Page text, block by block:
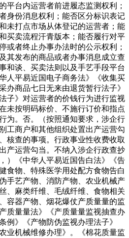
平台内运营者前进履态监测权利；
身份消息权利；能否区分标识表记
未打点市场从体登记的运营者；能
买卖流程汗青版本；能否履行对平
或者终止办事办法时的公示权利；
其发布的商品或者办事消息成立查
和谈、买卖法则以及手艺手段平台
人平易近国电子商务法》《收集买
办商品七日无来由退货暂行法子》
子》对运营者的价钱行为进行监视
未按明码标价、不施行订价和指点
为。否。（按照通知要求，涉企行
工商户和其他组织处置出产运营勾
核查的事项。行政事业性收费收取
产运营勾当。不纳入涉企行政查抄
）《中华人平易近国告白法》《告
食物、特殊医学用处配方食物告白
手艺产物、消防产物、农业机械产
、麻类纤维、毛绒纤维、食物相关
容器产物、烟花爆仗产质量量的监
质量量法》《产质量量监视抽查办
例》《产物防伪监视办理法子》
业机械维修办理》。《棉花质量监